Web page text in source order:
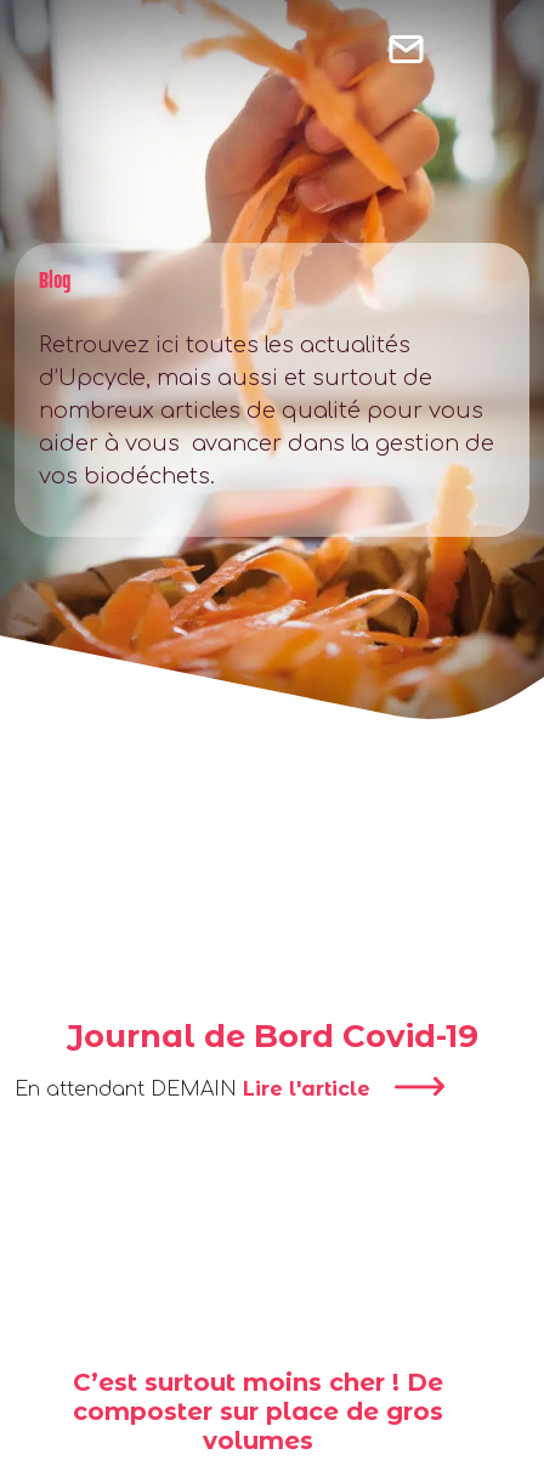
Blog
Retrouvez ici toutes les actualités
d’Upcycle, mais aussi et surtout de
nombreux articles de qualité pour vous
aider à vous avancer dans la gestion de
vos biodéchets.
Journal de Bord Covid-19
En attendant DEMAIN Lire l'article
C’est surtout moins cher ! De
composter sur place de gros
volumes